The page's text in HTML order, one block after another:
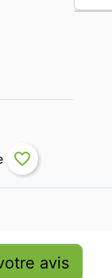
favorite_border
avis